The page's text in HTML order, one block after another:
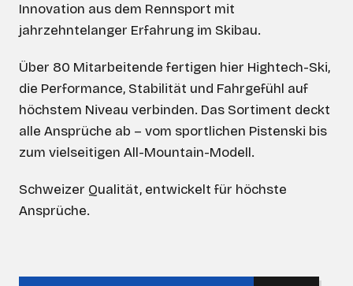
Innovation aus dem Rennsport mit
jahrzehntelanger Erfahrung im Skibau.
Über 80 Mitarbeitende fertigen hier Hightech-Ski,
die Performance, Stabilität und Fahrgefühl auf
höchstem Niveau verbinden. Das Sortiment deckt
alle Ansprüche ab – vom sportlichen Pistenski bis
zum vielseitigen All-Mountain-Modell.
Schweizer Qualität, entwickelt für höchste
Ansprüche.